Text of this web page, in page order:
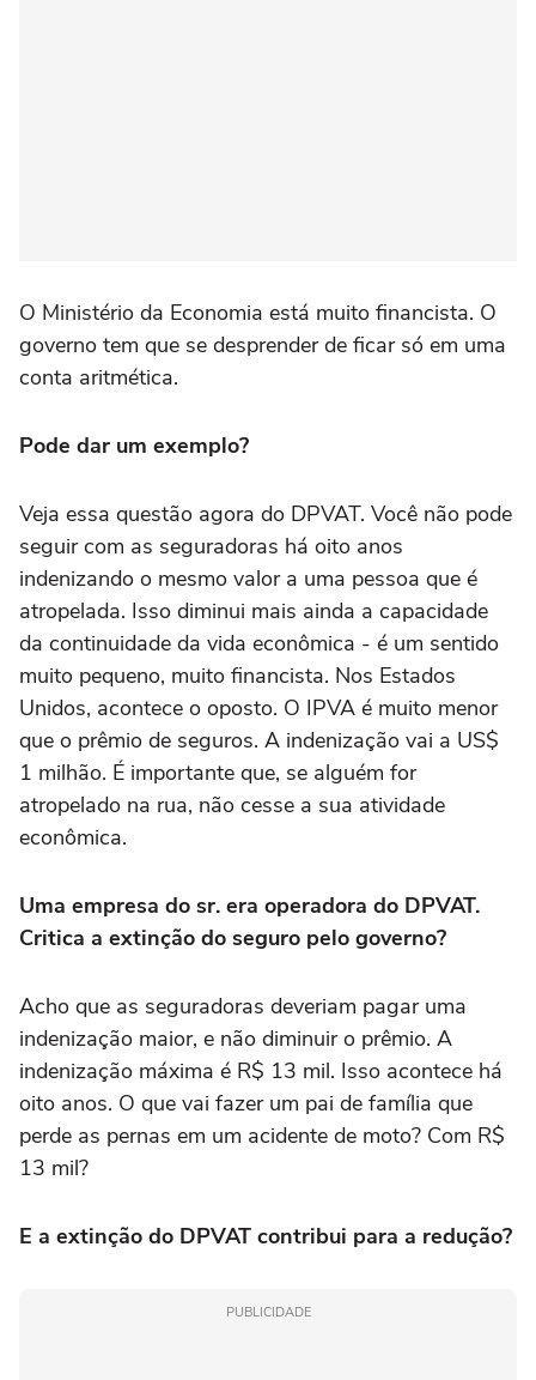
O Ministério da Economia está muito financista. O
governo tem que se desprender de ficar só em uma
conta aritmética.
Pode dar um exemplo?
Veja essa questão agora do DPVAT. Você não pode
seguir com as seguradoras há oito anos
indenizando o mesmo valor a uma pessoa que é
atropelada. Isso diminui mais ainda a capacidade
da continuidade da vida econômica - é um sentido
muito pequeno, muito financista. Nos Estados
Unidos, acontece o oposto. O IPVA é muito menor
que o prêmio de seguros. A indenização vai a US$
1 milhão. É importante que, se alguém for
atropelado na rua, não cesse a sua atividade
econômica.
Uma empresa do sr. era operadora do DPVAT.
Critica a extinção do seguro pelo governo?
Acho que as seguradoras deveriam pagar uma
indenização maior, e não diminuir o prêmio. A
indenização máxima é R$ 13 mil. Isso acontece há
oito anos. O que vai fazer um pai de família que
perde as pernas em um acidente de moto? Com R$
13 mil?
E a extinção do DPVAT contribui para a redução?
PUBLICIDADE